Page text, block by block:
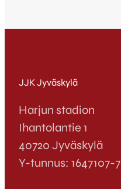
JJK Jyväskylä
Harjun stadion
Ihantolantie 1
40720 Jyväskylä
Y-tunnus: 1647107-7